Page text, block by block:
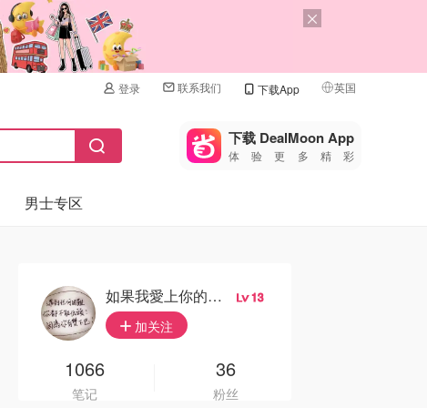
登录 联系我们 下载App 英国
🇺🇸
🇨🇳 中国
🇩🇪
下载 DealMoon App
体验更多精彩
男士专区
如果我愛上你的笑容 13
加关注
1066
笔记
36
粉丝